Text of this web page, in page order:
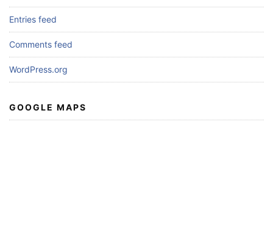
Entries feed
Comments feed
WordPress.org
GOOGLE MAPS